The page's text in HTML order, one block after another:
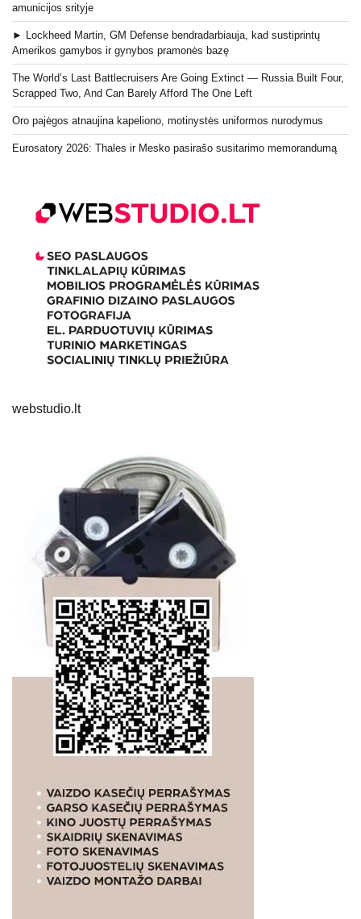
amunicijos srityje
► Lockheed Martin, GM Defense bendradarbiauja, kad sustiprintų
Amerikos gamybos ir gynybos pramonės bazę
The World’s Last Battlecruisers Are Going Extinct — Russia Built Four,
Scrapped Two, And Can Barely Afford The One Left
Oro pajėgos atnaujina kapeliono, motinystės uniformos nurodymus
Eurosatory 2026: Thales ir Mesko pasirašo susitarimo memorandumą
webstudio.lt